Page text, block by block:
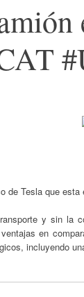
Tesla que
y sin la
en
incluyendo